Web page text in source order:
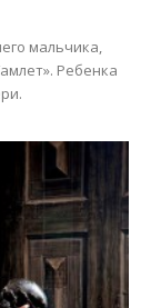
мальчика,
Ребенка